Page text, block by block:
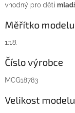
vhodný pro děti
Měřítko modelu
1:18.
Číslo výrobce
MCG18783
Velikost modelu